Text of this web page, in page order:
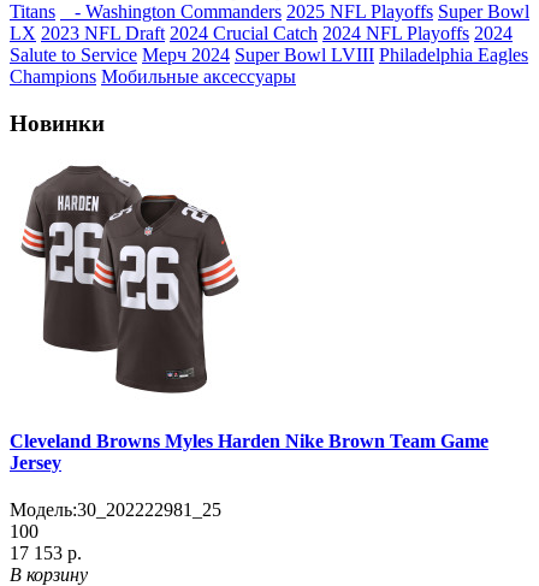
Titans
- Washington Commanders 2025 NFL Playoffs Super Bowl
LX 2023 NFL Draft 2024 Crucial Catch 2024 NFL Playoffs 2024
Salute to Service Мерч 2024 Super Bowl LVIII Philadelphia Eagles
Champions Мобильные аксессуары
Новинки
Cleveland Browns Myles Harden Nike Brown Team Game
Jersey
Модель:30_202222981_25
100
17 153 р.
В корзину